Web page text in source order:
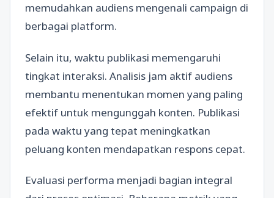
memudahkan audiens mengenali campaign di
berbagai platform.
Selain itu, waktu publikasi memengaruhi
tingkat interaksi. Analisis jam aktif audiens
membantu menentukan momen yang paling
efektif untuk mengunggah konten. Publikasi
pada waktu yang tepat meningkatkan
peluang konten mendapatkan respons cepat.
Evaluasi performa menjadi bagian integral